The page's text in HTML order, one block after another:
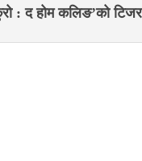
: द होम कलिङ’को